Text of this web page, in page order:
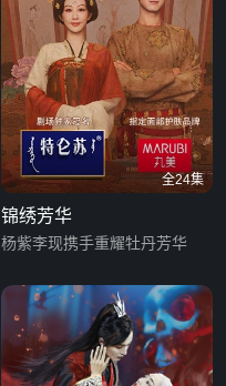
全24集
锦绣芳华
杨紫李现携手重耀牡丹芳华